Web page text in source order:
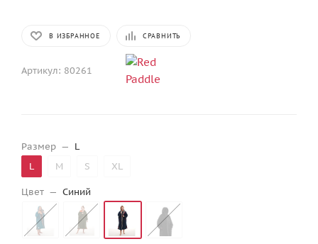
В ИЗБРАННОЕ СРАВНИТЬ
Артикул: 80261
Размер — L
L
M S XL
Цвет — Синий